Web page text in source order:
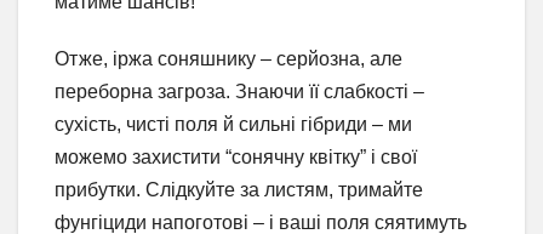
Отже, іржа соняшнику – серйозна, але
переборна загроза. Знаючи її слабкості –
сухість, чисті поля й сильні гібриди – ми
можемо захистити “сонячну квітку” і свої
прибутки. Слідкуйте за листям, тримайте
фунгіциди напоготові – і ваші поля сяятимуть